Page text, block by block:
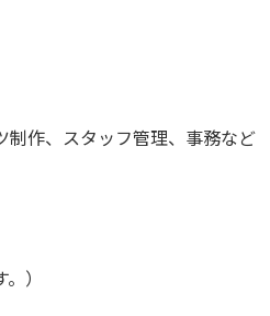
制作、スタッフ管理、事務など
）